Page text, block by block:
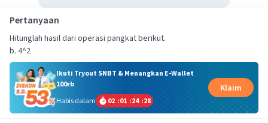
Pertanyaan
Hitunglah hasil dari operasi pangkat berikut.
b. 4^2
Ikuti Tryout SNBT & Menangkan E-Wallet
100rb
Habis dalam
02 :01 :24 :28
Klaim